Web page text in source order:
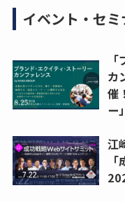
イベント・セミ
カ
催
ー
江